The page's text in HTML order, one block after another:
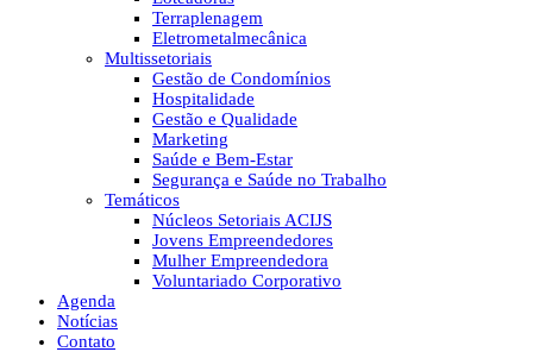
Terraplenagem
Eletrometalmecânica
Multissetoriais
Gestão de Condomínios
Hospitalidade
Gestão e Qualidade
Marketing
Saúde e Bem-Estar
Segurança e Saúde no Trabalho
Temáticos
Núcleos Setoriais ACIJS
Jovens Empreendedores
Mulher Empreendedora
Voluntariado Corporativo
Agenda
Notícias
Contato